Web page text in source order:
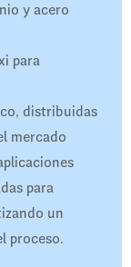
y acero
para
distribuidas
mercado
para
un
proceso.